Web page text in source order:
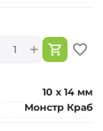
+
10 х 14 мм
Монстр Краб